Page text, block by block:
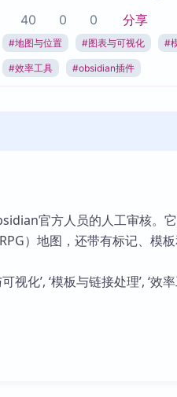
热
加速访问 Obsidian 官方
市场
Zotero 插件
40 0 0 分享
#地图与位置 #图表与可视化 #
#效率工具 #obsidian插件
官方人员的人工审核。
）地图，还带有标记、模
视化’, ‘模板与链接处理’, ‘效